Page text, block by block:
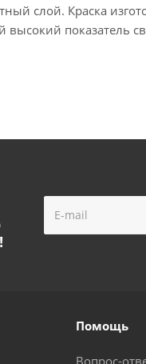
слой. Краска
показатель
Помощь
Вопрос-